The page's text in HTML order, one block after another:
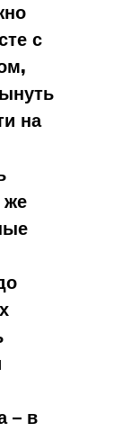
с
на
же
– в